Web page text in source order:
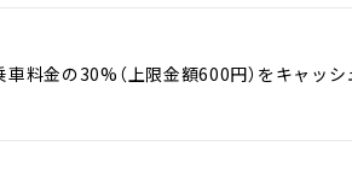
料金の30%（上限金額600円）をキャッシ